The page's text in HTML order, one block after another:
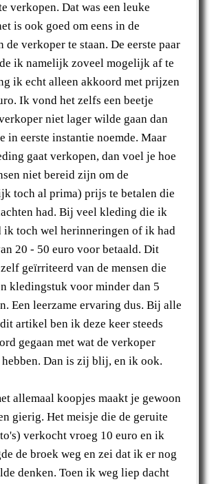
verkopen. Dat was een leuke
is ook goed om eens in de
de verkoper te staan. De eerste paar
ik namelijk zoveel mogelijk af te
ik echt alleen akkoord met prijzen
Ik vond het zelfs een beetje
niet lager wilde gaan dan
in eerste instantie noemde. Maar
gaat verkopen, dan voel je hoe
niet bereid zijn om de
toch al prima) prijs te betalen die
had. Bij veel kleding die ik
ik toch wel herinneringen of ik had
20 - 50 euro voor betaald. Dit
geïrriteerd van de mensen die
kledingstuk voor minder dan 5
Een leerzame ervaring dus. Bij alle
artikel ben ik deze keer steeds
gegaan met wat de verkoper
Dan is zij blij, en ik ook.
allemaal koopjes maakt je gewoon
gierig. Het meisje die de geruite
verkocht vroeg 10 euro en ik
de broek weg en zei dat ik er nog
denken. Toen ik weg liep dacht